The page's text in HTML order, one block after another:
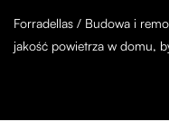
Forradellas / Budowa i
jakość powietrza w domu,